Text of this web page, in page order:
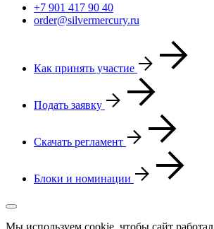
+7 901 417 90 40
order@silvermercury.ru
Как принять участие
Подать заявку
Скачать регламент
Блоки и номинации
Мы используем cookie, чтобы сайт работал